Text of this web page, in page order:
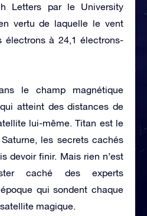
Letters par le University
vertu de laquelle le vent
électrons à 24,1 électrons-
le champ magnétique
atteint des distances de
lui-même. Titan est le
les secrets cachés
devoir finir. Mais rien n’est
caché des experts
qui sondent chaque
magique.